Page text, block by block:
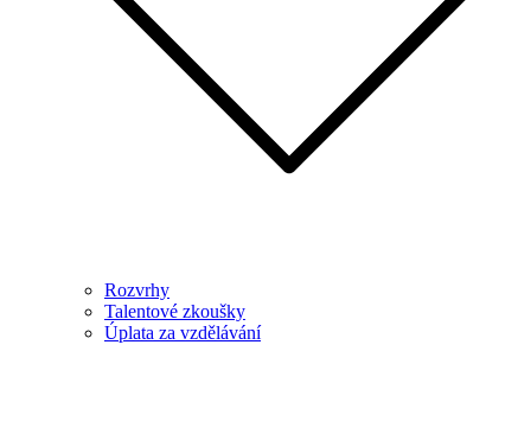
Rozvrhy
Talentové zkoušky
Úplata za vzdělávání